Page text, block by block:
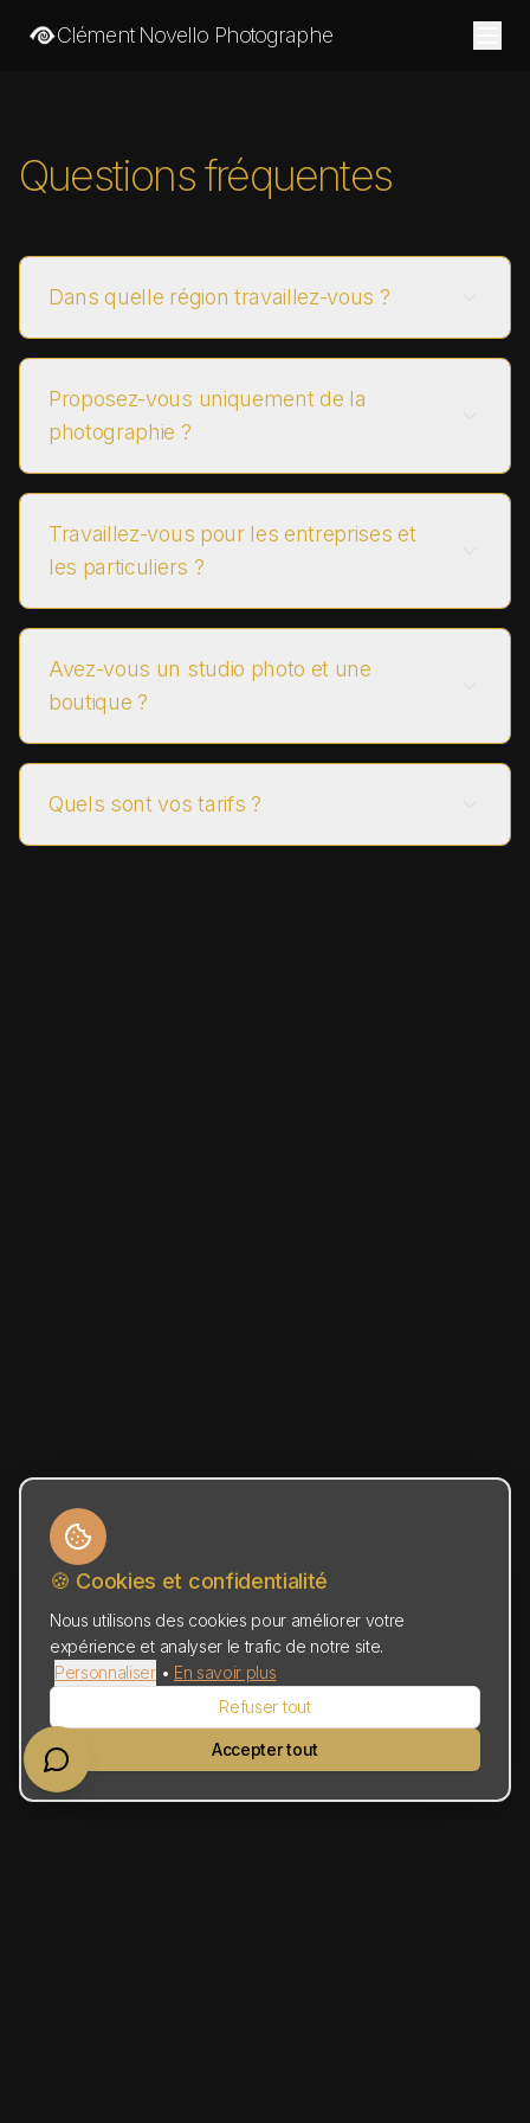
Clément Novello Photographe
Questions fréquentes
Dans quelle région travaillez-vous ?
Proposez-vous uniquement de la
photographie ?
Travaillez-vous pour les entreprises et
les particuliers ?
Avez-vous un studio photo et une
boutique ?
Quels sont vos tarifs ?
🍪 Cookies et confidentialité
Nous utilisons des cookies pour améliorer votre
expérience et analyser le trafic de notre site.
Personnaliser• En savoir plus
Refuser tout
Accepter tout